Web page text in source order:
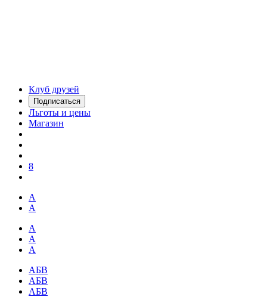
Клуб друзей
Подписаться
Льготы и цены
Магазин
8
А
А
А
А
А
АБВ
АБВ
АБВ